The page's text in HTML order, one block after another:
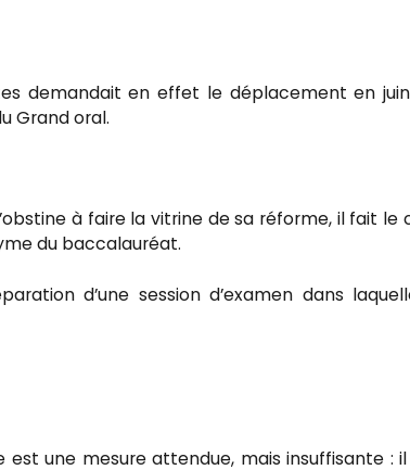
demandait en effet le déplacement en
Grand oral.
à faire la vitrine de sa réforme, il fait le
du baccalauréat.
d’une session d’examen dans
est une mesure attendue, mais insuffisante :